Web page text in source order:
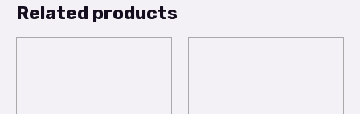
Related products